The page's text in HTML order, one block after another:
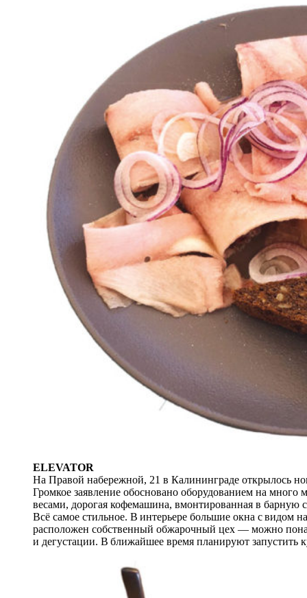
ELEVATOR
На Правой набережной, 21 в Калининграде открылось
Громкое заявление обосновано оборудованием на
весами, дорогая кофемашина, вмонтированная в барную
Всё самое стильное. В интерьере большие окна с видом
расположен собственный обжарочный цех — можно
и дегустации. В ближайшее время планируют запустить